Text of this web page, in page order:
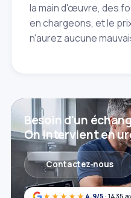
la main d'œuvre, des
en chargeons, et le
n'aurez aucune
4,9/5 · 1435
Besoin d'un
On intervient en
Contactez‑nous